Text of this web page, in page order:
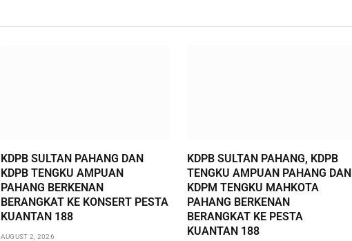
KDPB SULTAN PAHANG DAN
KDPB TENGKU AMPUAN
PAHANG BERKENAN
BERANGKAT KE KONSERT PESTA
KUANTAN 188
AUGUST 2, 2026
KDPB SULTAN PAHANG, KDPB
TENGKU AMPUAN PAHANG DAN
KDPM TENGKU MAHKOTA
PAHANG BERKENAN
BERANGKAT KE PESTA
KUANTAN 188